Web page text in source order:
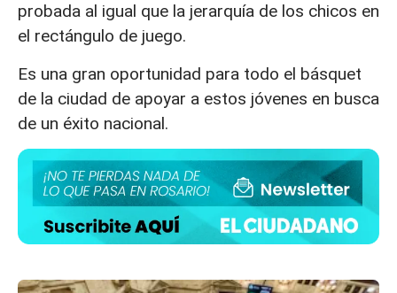
probada al igual que la jerarquía de los chicos en
el rectángulo de juego.
Es una gran oportunidad para todo el básquet
de la ciudad de apoyar a estos jóvenes en busca
de un éxito nacional.